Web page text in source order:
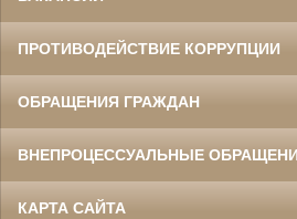
ПРОТИВОДЕЙСТВИЕ КОРРУПЦИИ
ОБРАЩЕНИЯ ГРАЖДАН
ВНЕПРОЦЕССУАЛЬНЫЕ
КАРТА САЙТА